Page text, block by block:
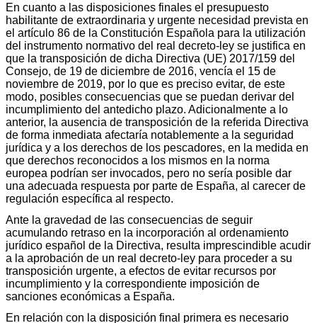
En cuanto a las disposiciones finales el presupuesto
habilitante de extraordinaria y urgente necesidad prevista en
el artículo 86 de la Constitución Española para la utilización
del instrumento normativo del real decreto-ley se justifica en
que la transposición de dicha Directiva (UE) 2017/159 del
Consejo, de 19 de diciembre de 2016, vencía el 15 de
noviembre de 2019, por lo que es preciso evitar, de este
modo, posibles consecuencias que se puedan derivar del
incumplimiento del antedicho plazo. Adicionalmente a lo
anterior, la ausencia de transposición de la referida Directiva
de forma inmediata afectaría notablemente a la seguridad
jurídica y a los derechos de los pescadores, en la medida en
que derechos reconocidos a los mismos en la norma
europea podrían ser invocados, pero no sería posible dar
una adecuada respuesta por parte de España, al carecer de
regulación específica al respecto.
Ante la gravedad de las consecuencias de seguir
acumulando retraso en la incorporación al ordenamiento
jurídico español de la Directiva, resulta imprescindible acudir
a la aprobación de un real decreto-ley para proceder a su
transposición urgente, a efectos de evitar recursos por
incumplimiento y la correspondiente imposición de
sanciones económicas a España.
En relación con la disposición final primera es necesario